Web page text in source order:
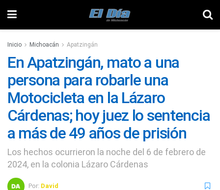
Inicio Michoacán Apatzingán
En Apatzingán, mato a una
persona para robarle una
Motocicleta en la Lázaro
Cárdenas; hoy juez lo sentencia
a más de 49 años de prisión
Los hechos ocurrieron la noche del 6 de febrero de
2024, en la colonia Lázaro Cárdenas
Por: David